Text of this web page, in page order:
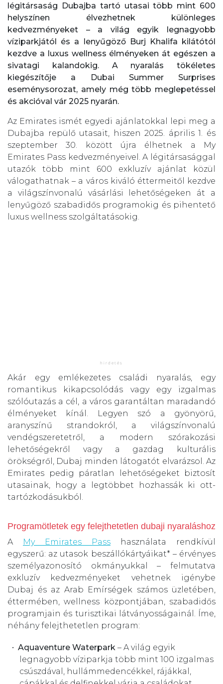
légitársaság Dubajba tartó utasai több mint 600
helyszínen élvezhetnek különleges
kedvezményeket – a világ egyik legnagyobb
víziparkjától és a lenyűgöző Burj Khalifa kilátótól
kezdve a luxus wellness élményeken át egészen a
sivatagi kalandokig. A nyaralás tökéletes
kiegészítője a Dubai Summer Surprises
eseménysorozat, amely még több meglepetéssel
és akcióval vár 2025 nyarán.
Az Emirates ismét egyedi ajánlatokkal lepi meg a
Dubajba repülő utasait, hiszen 2025. április 1. és
szeptember 30. között újra élhetnek a My
Emirates Pass kedvezményeivel. A légitársasággal
utazók több mint 600 exkluzív ajánlat közül
válogathatnak – a város kiváló éttermeitől kezdve
a világszínvonalú vásárlási lehetőségeken át a
lenyűgöző szabadidős programokig és pihentető
luxus wellness szolgáltatásokig.
Akár egy emlékezetes családi nyaralás, egy
romantikus kikapcsolódás vagy egy izgalmas
szólóutazás a cél, a város garantáltan maradandó
élményeket kínál. Legyen szó a gyönyörű,
aranyszínű strandokról, a világszínvonalú
vendégszeretetről, a modern szórakozási
lehetőségekről vagy a gazdag kulturális
örökségről, Dubaj minden látogatót elvarázsol. Az
Emirates pedig páratlan lehetőségeket biztosít
utasainak, hogy a legtöbbet hozhassák ki ott-
tartózkodásukból.
Programötletek egy felejthetetlen dubaji nyaraláshoz
A My Emirates Pass használata rendkívül
egyszerű: az utasok beszállókártyáikat* – érvényes
személyazonosító okmányukkal – felmutatva
exkluzív kedvezményeket vehetnek igénybe
Dubaj és az Arab Emírségek számos üzletében,
éttermében, wellness központjában, szabadidős
programjain és turisztikai látványosságainál. Íme,
néhány felejthetetlen program:
Aquaventure Waterpark – A világ egyik
legnagyobb víziparkja több mint 100 izgalmas
csúszdával, hullámmedencékkel, rájákkal,